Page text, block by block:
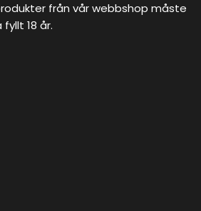
från vår webbshop måste
18 år.